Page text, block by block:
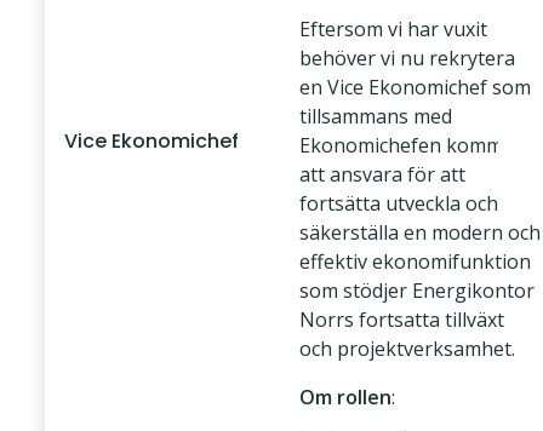
Vice Ekonomichef
Eftersom vi har vuxit
behöver vi nu rekrytera
en Vice Ekonomichef som
tillsammans med
Ekonomichefen kommer
att ansvara för att
fortsätta utveckla och
säkerställa en modern och
effektiv ekonomifunktion
som stödjer Energikontor
Norrs fortsatta tillväxt
och projektverksamhet.
Om rollen: